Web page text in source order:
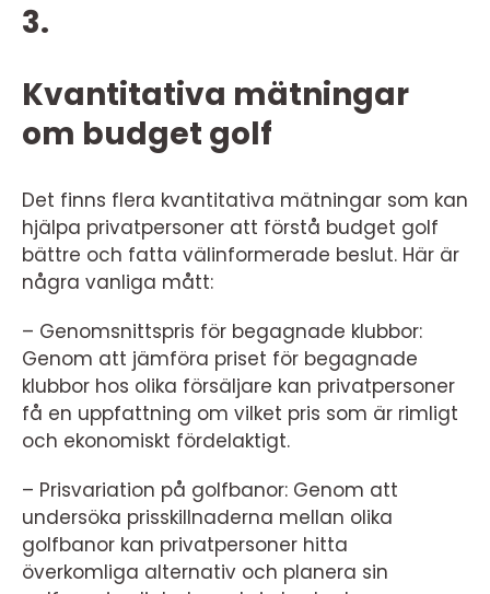
3.
Kvantitativa mätningar
om budget golf
Det finns flera kvantitativa mätningar som kan
hjälpa privatpersoner att förstå budget golf
bättre och fatta välinformerade beslut. Här är
några vanliga mått:
– Genomsnittspris för begagnade klubbor:
Genom att jämföra priset för begagnade
klubbor hos olika försäljare kan privatpersoner
få en uppfattning om vilket pris som är rimligt
och ekonomiskt fördelaktigt.
– Prisvariation på golfbanor: Genom att
undersöka prisskillnaderna mellan olika
golfbanor kan privatpersoner hitta
överkomliga alternativ och planera sin